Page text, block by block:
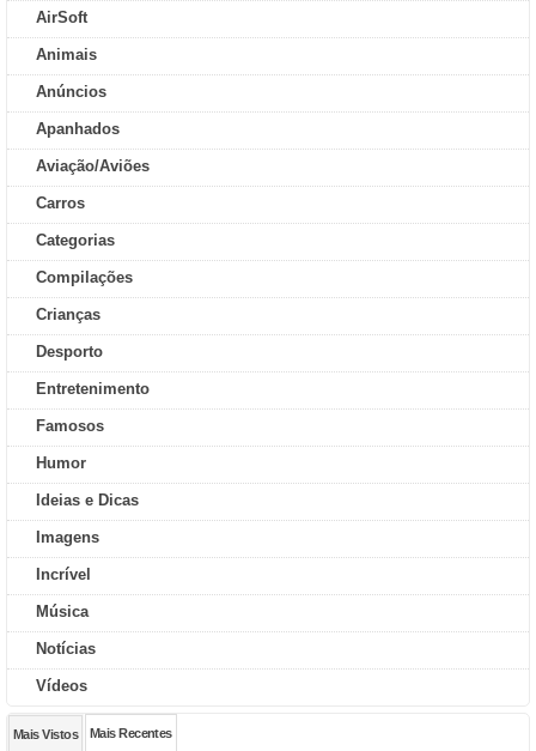
AirSoft
Animais
Anúncios
Apanhados
Aviação/Aviões
Carros
Categorias
Compilações
Crianças
Desporto
Entretenimento
Famosos
Humor
Ideias e Dicas
Imagens
Incrível
Música
Notícias
Vídeos
Mais Vistos Mais Recentes